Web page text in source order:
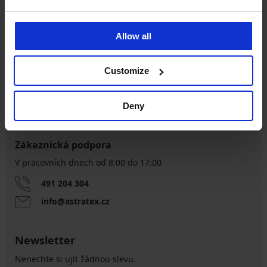
Allow all
Customize
Deny
8 % z nákupu zpět
Výměna a vrácení
zdarma
Chytrý průvodce
Zákaznická podpora
V pracovních dnech od 8:00 do 17:00
491 204 304
info@astratex.cz
Newsletter
Nenechte si ujít žádnou slevu.